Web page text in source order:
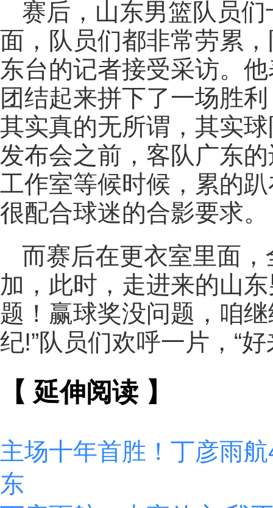
赛后，山东男篮队员
面，队员们都非常劳累
东台的记者接受采访。
团结起来拼下了一场胜
其实真的无所谓，其实
发布会之前，客队广东
工作室等候时候，累的
很配合球迷的合影要求。
而赛后在更衣室里面
加，此时，走进来的山
题！赢球奖没问题，咱
纪!”队员们欢呼一片，“
【 延伸阅读 】
主场十年首胜！丁彦雨
东